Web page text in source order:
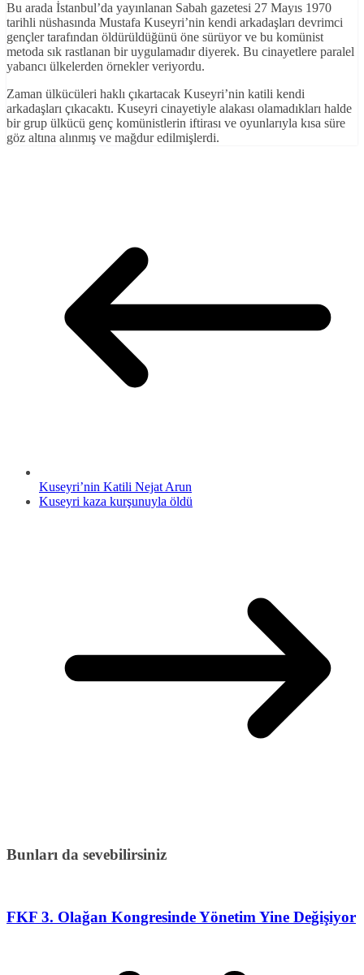
Bu arada İstanbul’da yayınlanan Sabah gazetesi 27 Mayıs 1970
tarihli nüshasında Mustafa Kuseyri’nin kendi arkadaşları devrimci
gençler tarafından öldürüldüğünü öne sürüyor ve bu komünist
metoda sık rastlanan bir uygulamadır diyerek. Bu cinayetlere paralel
yabancı ülkelerden örnekler veriyordu.
Zaman ülkücüleri haklı çıkartacak Kuseyri’nin katili kendi
arkadaşları çıkacaktı. Kuseyri cinayetiyle alakası olamadıkları halde
bir grup ülkücü genç komünistlerin iftirası ve oyunlarıyla kısa süre
göz altına alınmış ve mağdur edilmişlerdi.
Kuseyri’nin Katili Nejat Arun
Kuseyri kaza kurşunuyla öldü
Bunları da sevebilirsiniz
FKF 3. Olağan Kongresinde Yönetim Yine Değişiyor